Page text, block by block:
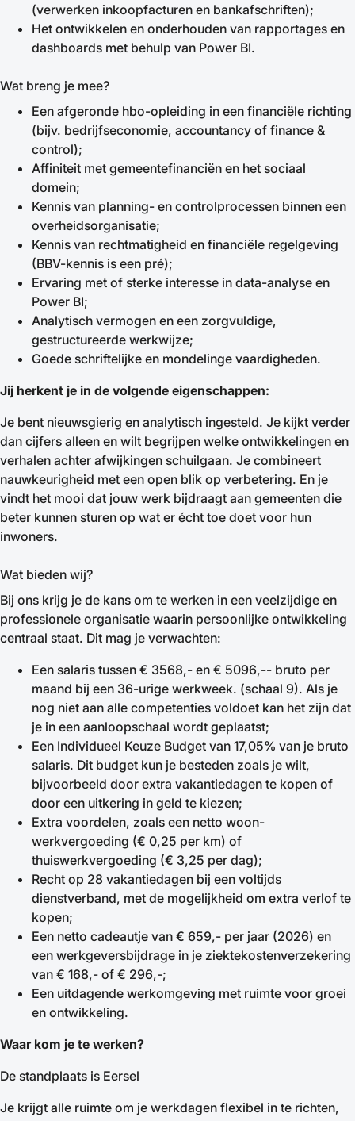
(verwerken inkoopfacturen en bankafschriften);
Het ontwikkelen en onderhouden van rapportages en
dashboards met behulp van Power BI.
Wat breng je mee?
Een afgeronde hbo-opleiding in een financiële richting
(bijv. bedrijfseconomie, accountancy of finance &
control);
Affiniteit met gemeentefinanciën en het sociaal
domein;
Kennis van planning- en controlprocessen binnen een
overheidsorganisatie;
Kennis van rechtmatigheid en financiële regelgeving
(BBV-kennis is een pré);
Ervaring met of sterke interesse in data-analyse en
Power BI;
Analytisch vermogen en een zorgvuldige,
gestructureerde werkwijze;
Goede schriftelijke en mondelinge vaardigheden.
Jij herkent je in de volgende eigenschappen:
Je bent nieuwsgierig en analytisch ingesteld. Je kijkt verder
dan cijfers alleen en wilt begrijpen welke ontwikkelingen en
verhalen achter afwijkingen schuilgaan. Je combineert
nauwkeurigheid met een open blik op verbetering. En je
vindt het mooi dat jouw werk bijdraagt aan gemeenten die
beter kunnen sturen op wat er écht toe doet voor hun
inwoners.
Wat bieden wij?
Bij ons krijg je de kans om te werken in een veelzijdige en
professionele organisatie waarin persoonlijke ontwikkeling
centraal staat. Dit mag je verwachten:
Een salaris tussen € 3568,- en € 5096,-- bruto per
maand bij een 36-urige werkweek. (schaal 9). Als je
nog niet aan alle competenties voldoet kan het zijn dat
je in een aanloopschaal wordt geplaatst;
Een Individueel Keuze Budget van 17,05% van je bruto
salaris. Dit budget kun je besteden zoals je wilt,
bijvoorbeeld door extra vakantiedagen te kopen of
door een uitkering in geld te kiezen;
Extra voordelen, zoals een netto woon-
werkvergoeding (€ 0,25 per km) of
thuiswerkvergoeding (€ 3,25 per dag);
Recht op 28 vakantiedagen bij een voltijds
dienstverband, met de mogelijkheid om extra verlof te
kopen;
Een netto cadeautje van € 659,- per jaar (2026) en
een werkgeversbijdrage in je ziektekostenverzekering
van € 168,- of € 296,-;
Een uitdagende werkomgeving met ruimte voor groei
en ontwikkeling.
Waar kom je te werken?
De standplaats is Eersel
Je krijgt alle ruimte om je werkdagen flexibel in te richten,